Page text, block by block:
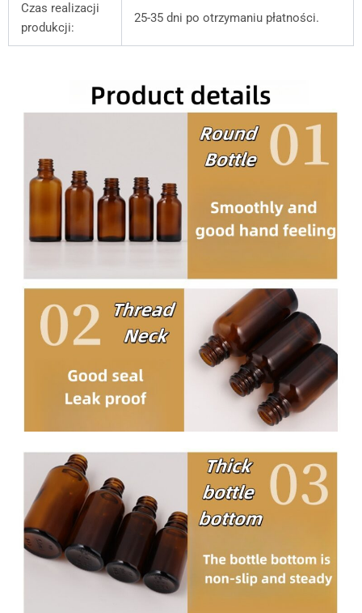
Czas realizacji
produkcji:
25-35 dni po otrzymaniu płatności.